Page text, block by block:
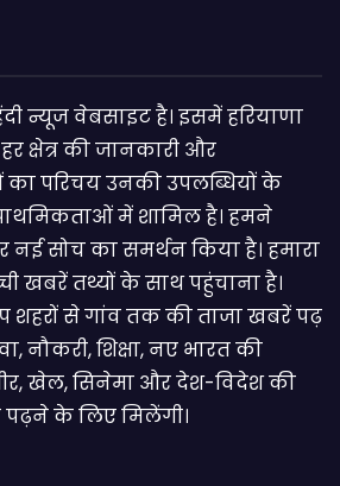
न्यूज वेबसाइट है। इसमें हरियाणा
क्षेत्र की जानकारी और
का परिचय उनकी उपलब्धियों के
में शामिल है। हमने
नई सोच का समर्थन किया है। हमारा
तथ्यों के साथ पहुंचाना है।
शहरों से गांव तक की ताजा खबरें पढ़
नौकरी, शिक्षा, नए भारत की
खेल, सिनेमा और देश-विदेश की
के लिए मिलेंगी।